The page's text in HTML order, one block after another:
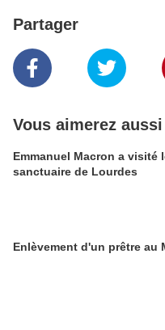
Partager
Vous aimerez aussi
Emmanuel Macron a visité
sanctuaire de Lourdes
Enlèvement d'un prêtre au